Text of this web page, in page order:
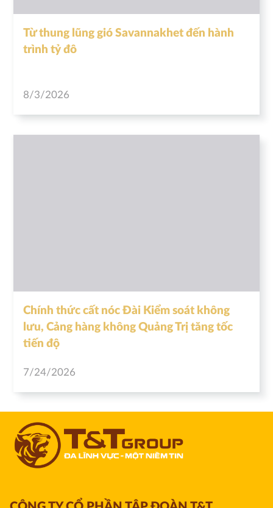
Từ thung lũng gió Savannakhet đến hành
trình tỷ đô
8/3/2026
Chính thức cất nóc Đài Kiểm soát không
lưu, Cảng hàng không Quảng Trị tăng tốc
tiến độ
7/24/2026